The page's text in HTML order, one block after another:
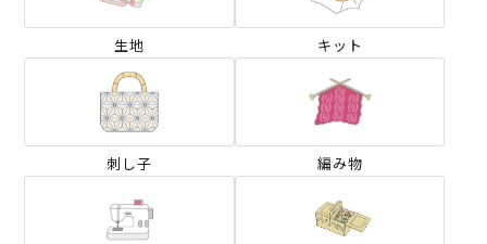
生地 キット
刺し子 編み物